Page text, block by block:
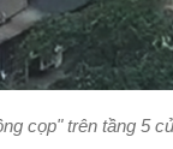
cọp" trên tầng 5